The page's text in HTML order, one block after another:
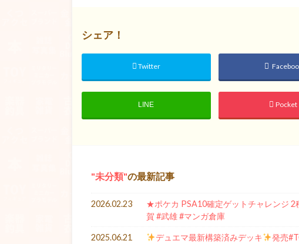
シェア！
Twitter
LINE Pocket
未分類 の最新記事
2026.02.23
★ポケカ PSA10確定ゲットチャレンジ
賀 #武雄 #マンガ倉庫
2025.06.21 デュエマ最新構築済みデッキ
発売